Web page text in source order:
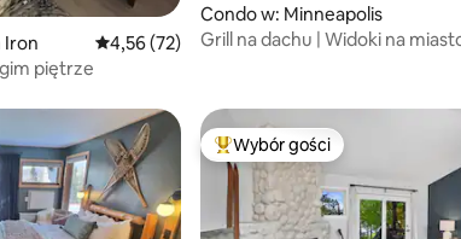
186
Iron Średnia ocena: 4,56 na 5, liczba recenzji: 72
4,56 (72)
piętrze
Condo w: Minneapolis
Grill na dachu | Widoki na
Najpopularniejsze z kategorii
Wybór gości